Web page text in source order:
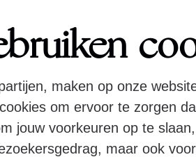
maken op onze
om ervoor te zorgen
jouw voorkeuren op te
maar ook